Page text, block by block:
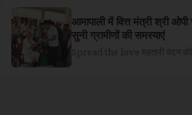
आमापाली में वित्त मंत्री श्री
सुनी ग्रामीणों की समस्याएं